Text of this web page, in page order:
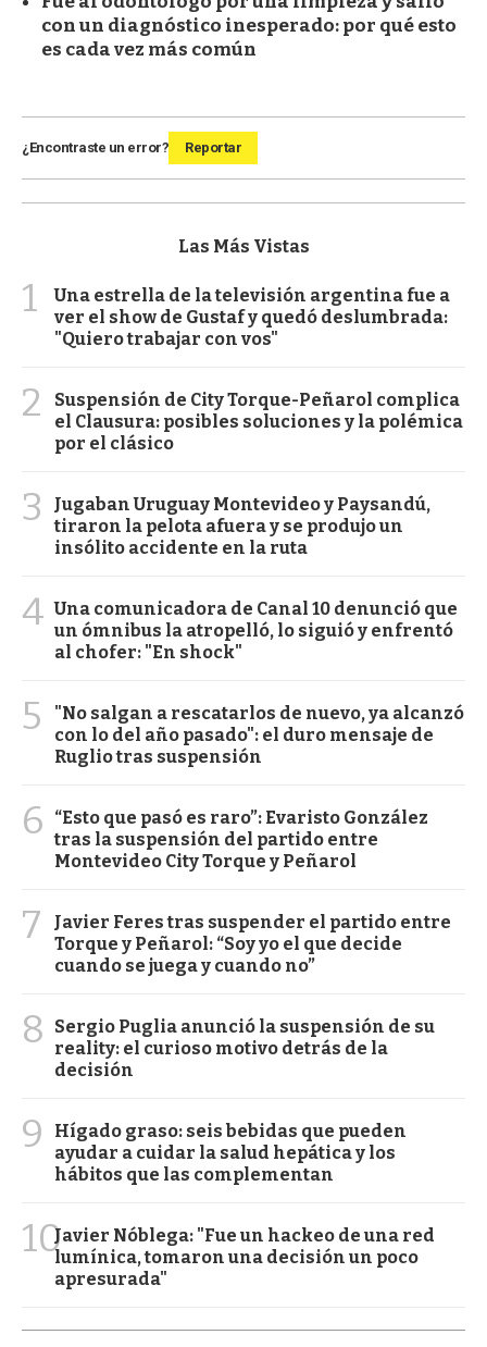
con un diagnóstico inesperado: por qué esto
es cada vez más común
¿Encontraste un error? Reportar
Las Más Vistas
1
Una estrella de la televisión argentina fue a
ver el show de Gustaf y quedó deslumbrada:
"Quiero trabajar con vos"
2
Suspensión de City Torque-Peñarol complica
el Clausura: posibles soluciones y la polémica
por el clásico
3
Jugaban Uruguay Montevideo y Paysandú,
tiraron la pelota afuera y se produjo un
insólito accidente en la ruta
4 Una comunicadora de Canal 10 denunció que
un ómnibus la atropelló, lo siguió y enfrentó
al chofer: "En shock"
5
"No salgan a rescatarlos de nuevo, ya alcanzó
con lo del año pasado": el duro mensaje de
Ruglio tras suspensión
6
“Esto que pasó es raro”: Evaristo González
tras la suspensión del partido entre
Montevideo City Torque y Peñarol
7
Javier Feres tras suspender el partido entre
Torque y Peñarol: “Soy yo el que decide
cuando se juega y cuando no”
8
Sergio Puglia anunció la suspensión de su
reality: el curioso motivo detrás de la
decisión
9
Hígado graso: seis bebidas que pueden
ayudar a cuidar la salud hepática y los
hábitos que las complementan
10Javier Nóblega: "Fue un hackeo de una red
lumínica, tomaron una decisión un poco
apresurada"